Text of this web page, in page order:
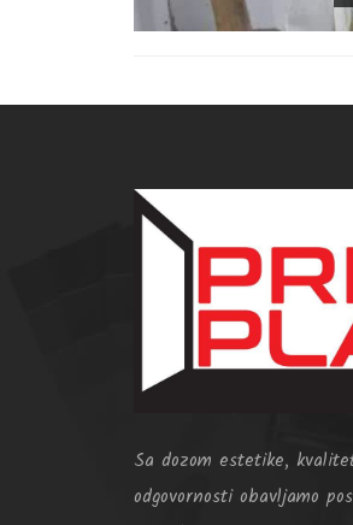
Sa dozom estetike,
odgovornosti obavljamo